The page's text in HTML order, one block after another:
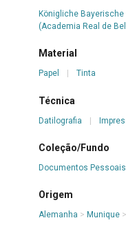
Königliche
(Academia Real de
Material
Papel Tinta
Técnica
Datilografia |
Coleção/Fundo
Documentos Pessoais
Origem
Alemanha > Munique>